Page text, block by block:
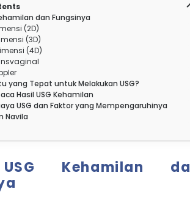
dan Fungsinya
(2D)
(3D)
(4D)
yang Tepat untuk Melakukan USG?
Hasil USG Kehamilan
USG dan Faktor yang Mempengaruhinya
Navila
Kehamilan